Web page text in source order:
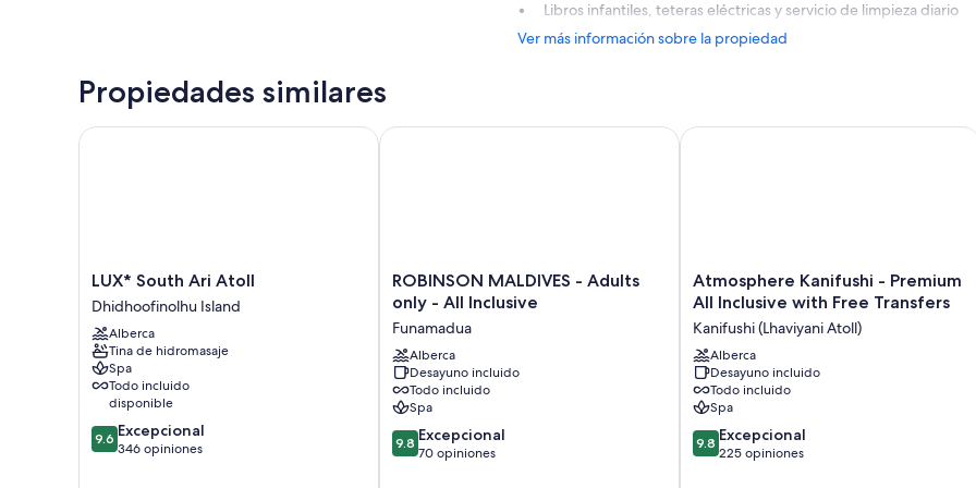
Libros infantiles, teteras eléctricas y servicio de limpieza diario
Ver más información sobre la propiedad
Propiedades similares
LUX*
South
Ari
Atoll
Dhidhoofinolhu
Island
LUX* South Ari Atoll
Dhidhoofinolhu Island
Alberca
Tina de hidromasaje
Spa
Todo incluido
disponible
9.6
de
9.6 Excepcional
346 opiniones
LUX* South Ari Atoll
ROBINSON
MALDIVES
Adults
only
-
All
Inclusive
Funamadua
ROBINSON MALDIVES - Adults
only - All Inclusive
Funamadua
Alberca
Desayuno incluido
Todo incluido
Spa
9.8
de
9.8 Excepcional
70 opiniones
ROBINSON MALDIVES - Adults only - All Inclusive
Atmosphere
Kanifushi
Premium
All
Inclusive
with
Free
Transfers
Kanifushi
Atmosphere Kanifushi - Premium
All Inclusive with Free Transfers
Kanifushi (Lhaviyani Atoll)
Alberca
Desayuno incluido
Todo incluido
Spa
9.8
de
9.8 Excepcional
225 opiniones
Atmosphere Kanifushi - Premium All